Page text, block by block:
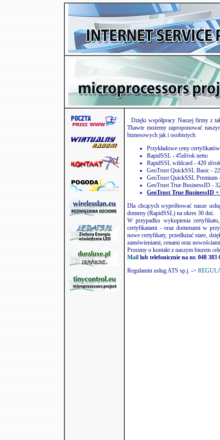
Dzięki współpracy Naszej firmy z
Thawte możemy zaproponować
biznesowych jak i osobistych.
Przykładowe ceny
RapidSSL - 45zł/rok netto
RapidSSL wildcard - 420 zł/
GeoTrust QuickSSL Basic -
GeoTrust QuickSSL Premium
GeoTrust True BusinessID -
GeoTrust True BusinessID
Dla chcących wypróbować nasze
domeny (RapidSSL) na okres 30 dni.
W przypadku wykupienia
certyfikatami - oraz domenami w
nowe certyfikaty, przedłużać stare,
zamówieniami, cenami oraz
Prosimy o kontakt z naszym biurem
Mail lub telefonicznie na nr. 048 383
Regulamin usług ATS sp.j. ->